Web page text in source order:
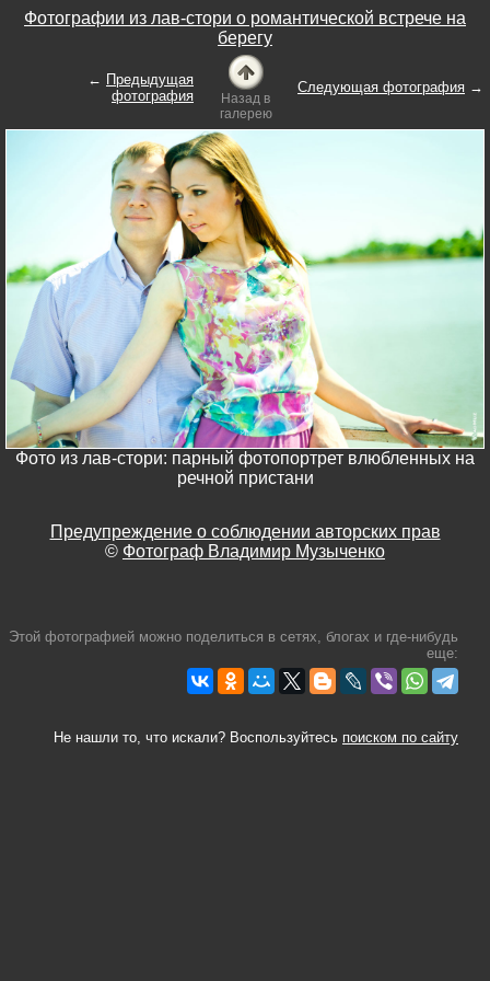
Фотографии из лав-стори о романтической встрече на
берегу
← Предыдущая
фотография
Назад в
галерею
Следующая фотография →
Фото из лав-стори: парный фотопортрет влюбленных на
речной пристани
Предупреждение о соблюдении авторских прав
© Фотограф Владимир Музыченко
Этой фотографией можно поделиться в сетях, блогах и где-нибудь
еще:
Не нашли то, что искали? Воспользуйтесь поиском по сайту